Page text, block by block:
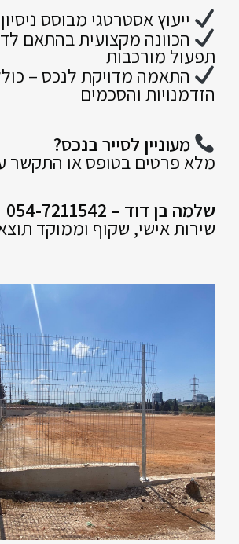
ייעוץ אסטרטגי מבוסס
הכוונה מקצועית בהתאם
תפעול מורכבות
התאמה מדויקת לנכס –
הזדמנויות והסכמים
מעוניין לסייר בנכס?
מלא פרטים בטופס או התקשר
שלמה בן דוד – 054-7211542
שירות אישי, שקוף וממוקד